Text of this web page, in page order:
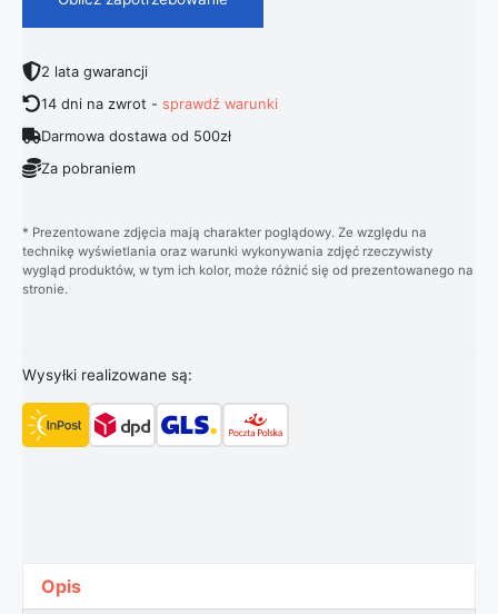
2 lata gwarancji
14 dni na zwrot -sprawdź warunki
Darmowa dostawa od 500zł
Za pobraniem
* Prezentowane zdjęcia mają charakter poglądowy. Ze względu na
technikę wyświetlania oraz warunki wykonywania zdjęć rzeczywisty
wygląd produktów, w tym ich kolor, może różnić się od prezentowanego na
stronie.
Wysyłki realizowane są:
Opis